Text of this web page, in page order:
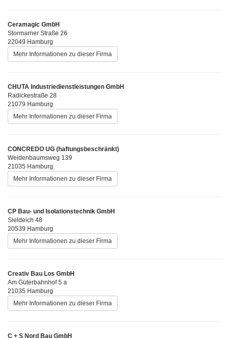
Ceramagic GmbH
Stormarner Straße 26
22049 Hamburg
Mehr Informationen zu dieser Firma
CHUTA Industriedienstleistungen GmbH
Radickestraße 28
21079 Hamburg
Mehr Informationen zu dieser Firma
CONCREDO UG (haftungsbeschränkt)
Weidenbaumsweg 139
21035 Hamburg
Mehr Informationen zu dieser Firma
CP Bau- und Isolationstechnik GmbH
Sieldeich 48
20539 Hamburg
Mehr Informationen zu dieser Firma
Creativ Bau Los GmbH
Am Güterbahnhof 5 a
21035 Hamburg
Mehr Informationen zu dieser Firma
C + S Nord Bau GmbH